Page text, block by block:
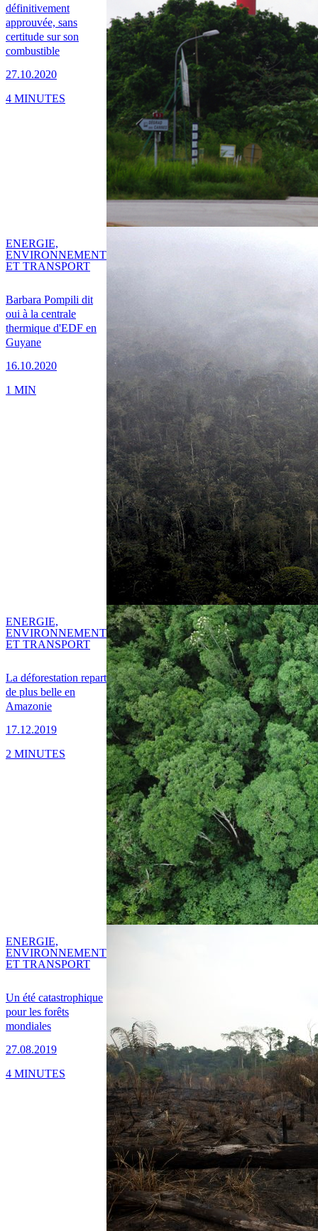
définitivement
approuvée, sans
certitude sur son
combustible
27.10.2020
4 MINUTES
Barbara Pompili dit
oui à la centrale
thermique d'EDF en
Guyane
16.10.2020
ENERGIE,
ENVIRONNEMENT
ET TRANSPORT
1 MIN
La déforestation repart
de plus belle en
Amazonie
17.12.2019
ENERGIE,
ENVIRONNEMENT
ET TRANSPORT
2 MINUTES
Un été catastrophique
pour les forêts
mondiales
27.08.2019
ENERGIE,
ENVIRONNEMENT
ET TRANSPORT
4 MINUTES